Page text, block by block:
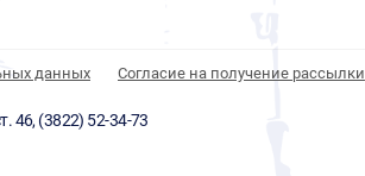
данных Согласие на получение рассылки
46, (3822) 52-34-73